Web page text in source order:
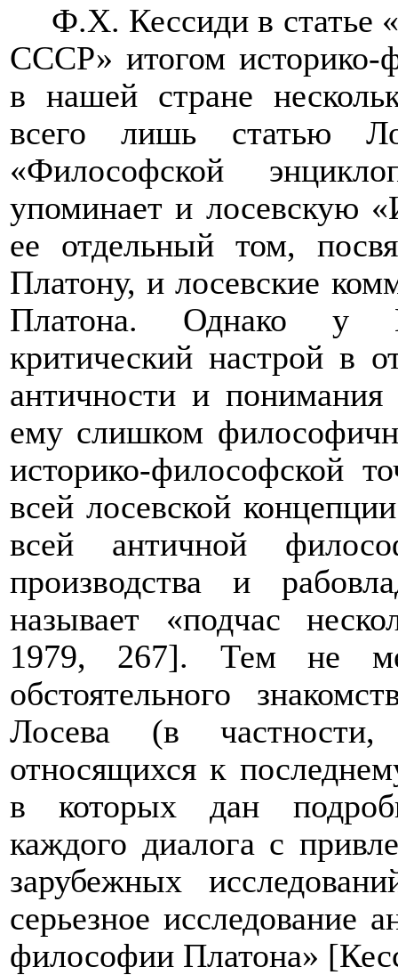
Ф.Х. Кессиди в статье
СССР» итогом историко-
в нашей стране
всего лишь статью
«Философской
упоминает и лосевскую
ее отдельный том,
Платону, и лосевские
Платона. Однако у
критический настрой в
античности и понимания
ему слишком
историко-философской
всей лосевской
всей античной
производства и
называет «подчас
1979, 267]. Тем не
обстоятельного
Лосева (в
относящихся к
в которых дан
каждого диалога с
зарубежных
серьезное исследование
философии Платона»